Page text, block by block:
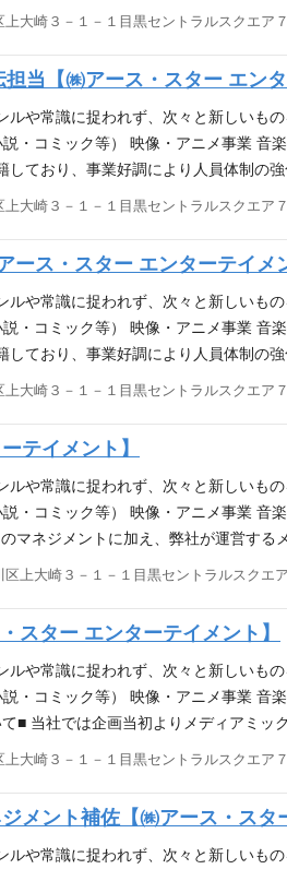
る仲間と一緒に働けます。 カルチ
。 【必須条件】 出版業界での業務経
りがいを感じられる方 エンターテイ
り、他にもアニメ化作品が続々と進
』 『即死チートが最強すぎて、異
なんか要らなかったんだが』 『野生
行部数400万部突破 『領民0人スタ
国小町苦労譚』、『町人Aは悪役令嬢
同時並行で走らせていく、メディア
、【ウタヒメドリーム】【補講男子
■業務内容■ (雇い入れ直後
声優によるライブ等をパートナーを
メドリーム】というメディアミック
オリジナル企画の開発
ム、音楽業界いずれかのプロデュー
ェクトの全体を見ながら業務を行うこ
ス・スター エンターテイメント コー
note.com/earthstar
上大崎３－１－１目黒セントラルスクエア
当【㈱アース・スター エンタ
や常識に捉われず、次々と新しいも
・コミック等） 映像・アニメ事業
ており、事業好調により人員体制の
。 ※組織体制 クロスメディア事業部
回ご入社いただく方には当社オリジ
協力しながら制作チームと上流でア
★IP運営グランドラインに基づいた
報宣伝計画の立案実施 ★メディアリレ
PRTIMESなど）、ニュースレター等
（静止画、動画、広告等） 各種解析
きます。 (変更の範囲) 変更無し 【ポ
る場合もございます。経験年数が満
②YouTube運用）①②両方のご経験
および効果検証まで、事業部内外の
ーテイメント作品をこよなく愛して
れた人 当事者意識を持ち、周囲に
ス・スター エンターテイメント コー
note.com/earthstar
上大崎３－１－１目黒セントラルスクエア
ス・スター エンターテイメ
や常識に捉われず、次々と新しいも
・コミック等） 映像・アニメ事業
ており、事業好調により人員体制の
す。 ※組織体制 クロスメディア事業
点） 今回ご入社いただく方には当社
力しながら制作チームと上流でアイ
プラットフォーム（オウンド・X・
）における広報宣伝計画の立案実施
リース（PRTIMESなど）、ニュース
、クロスプロモーション 広告出稿（
戦略策定 カルチュア・エンタテイン
、IPOに向けた重要なフェーズに関
上（業界不問） ※特に事業会社での
ださい。なお、最低1年以上は必須と
Excel、PowerPointの基本操作（初
ションを取りながら、率先して計画
ンへ共感してくれる方 遊び心があ
あるコミュニケーションが取れる方
▼社員インタビューを
上大崎３－１－１目黒セントラルスクエア
テイメント】
や常識に捉われず、次々と新しいも
・コミック等） 映像・アニメ事業
マネジメントに加え、弊社が運営する
ベント・オーディション等の出演機
ケジュール管理・調整 企業・スポン
ディアミックスIPについて■ 当社で
イブ等をパートナーを組んで同時並
Holic（トキシカホリック）】という
す。 【ウタヒメドリーム】 https://
【必須条件】 アーティスト（音
に対して、心理的な配慮ができる方
掲載しております！こちらも是非ご
区上大崎３－１－１目黒セントラルスクエ
スター エンターテイメント】
や常識に捉われず、次々と新しいも
・コミック等） 映像・アニメ事業
■ 当社では企画当初よりメディアミッ
同時並行で走らせていく、メディア
、【Toxic-a- holic】【ウタヒメドリ
■業務内容■ 本ポジション
テンツの企画から制作ディレクショ
上大崎３－１－１目黒セントラルスクエア
メント補佐【㈱アース・スタ
や常識に捉われず、次々と新しいも